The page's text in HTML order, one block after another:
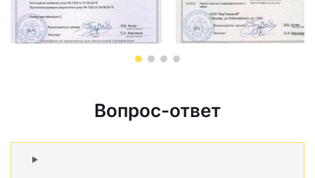
Вопрос-ответ